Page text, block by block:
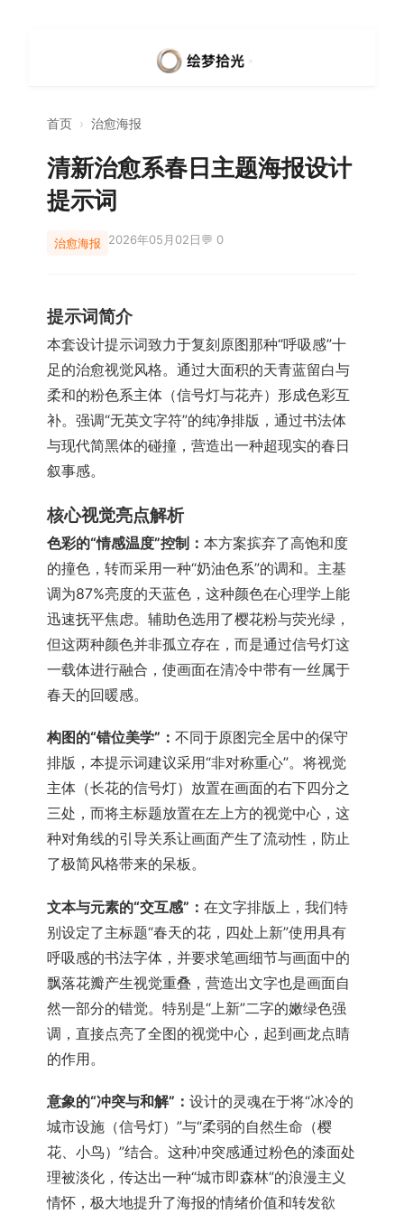
首页 › 治愈海报
清新治愈系春日主题海报设计
提示词
治愈海报 2026年05月02日💬 0
提示词简介
本套设计提示词致力于复刻原图那种“呼吸感”十
足的治愈视觉风格。通过大面积的天青蓝留白与
柔和的粉色系主体（信号灯与花卉）形成色彩互
补。强调“无英文字符”的纯净排版，通过书法体
与现代简黑体的碰撞，营造出一种超现实的春日
叙事感。
核心视觉亮点解析
色彩的“情感温度”控制： 本方案摈弃了高饱和度
的撞色，转而采用一种“奶油色系”的调和。主基
调为87%亮度的天蓝色，这种颜色在心理学上能
迅速抚平焦虑。辅助色选用了樱花粉与荧光绿，
但这两种颜色并非孤立存在，而是通过信号灯这
一载体进行融合，使画面在清冷中带有一丝属于
春天的回暖感。
构图的“错位美学”： 不同于原图完全居中的保守
排版，本提示词建议采用“非对称重心”。将视觉
主体（长花的信号灯）放置在画面的右下四分之
三处，而将主标题放置在左上方的视觉中心，这
种对角线的引导关系让画面产生了流动性，防止
了极简风格带来的呆板。
文本与元素的“交互感”： 在文字排版上，我们特
别设定了主标题“春天的花，四处上新”使用具有
呼吸感的书法字体，并要求笔画细节与画面中的
飘落花瓣产生视觉重叠，营造出文字也是画面自
然一部分的错觉。特别是“上新”二字的嫩绿色强
调，直接点亮了全图的视觉中心，起到画龙点睛
的作用。
意象的“冲突与和解”： 设计的灵魂在于将“冰冷的
城市设施（信号灯）”与“柔弱的自然生命（樱
花、小鸟）”结合。这种冲突感通过粉色的漆面处
理被淡化，传达出一种“城市即森林”的浪漫主义
情怀，极大地提升了海报的情绪价值和转发欲